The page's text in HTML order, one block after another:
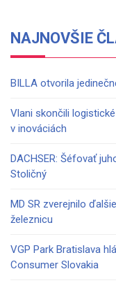
NAJNOVŠIE
BILLA otvorila
Vlani skončili
v inováciách
DACHSER: Šéfovať
Stoličný
MD SR zverejnilo
železnicu
VGP Park Bratislava
Consumer Slovakia